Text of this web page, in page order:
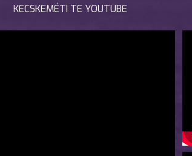
KECSKEMÉTI TE YOUTUBE